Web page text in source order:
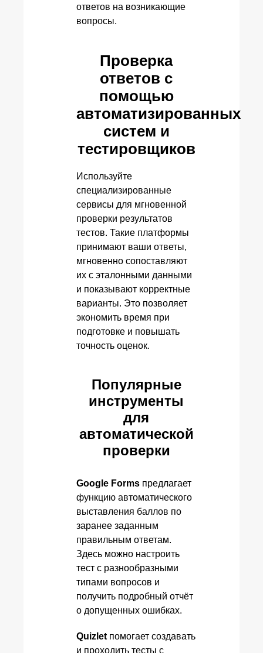
ответов на возникающие
вопросы.
Проверка
ответов с
помощью
автоматизированных
систем и
тестировщиков
Используйте
специализированные
сервисы для мгновенной
проверки результатов
тестов. Такие платформы
принимают ваши ответы,
мгновенно сопоставляют
их с эталонными данными
и показывают корректные
варианты. Это позволяет
экономить время при
подготовке и повышать
точность оценок.
Популярные
инструменты
для
автоматической
проверки
Google Forms предлагает
функцию автоматического
выставления баллов по
заранее заданным
правильным ответам.
Здесь можно настроить
тест с разнообразными
типами вопросов и
получить подробный отчёт
о допущенных ошибках.
Quizlet помогает создавать
и проходить тесты с